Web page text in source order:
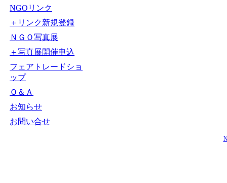
NGOリンク
＋リンク新規登録
ＮＧＯ写真展
＋写真展開催申込
フェアトレードショ
ップ
Ｑ＆Ａ
お知らせ
お問い合せ